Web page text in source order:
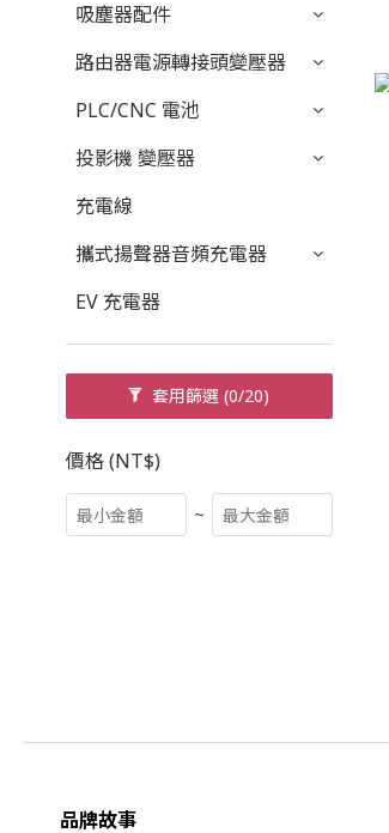
吸塵器配件
路由器電源轉接頭變壓器
PLC/CNC 電池
投影機 變壓器
充電線
攜式揚聲器音頻充電器
EV 充電器
套用篩選(0/20)
價格 (NT$)
~
品牌故事